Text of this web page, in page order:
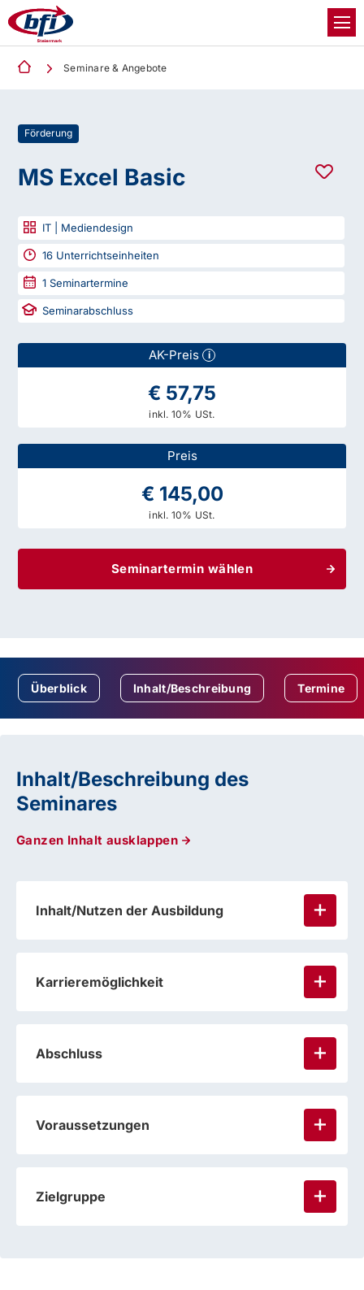
Seminare & Angebote
Förderung
MS Excel Basic
IT | Mediendesign
16 Unterrichtseinheiten
1 Seminartermine
Seminarabschluss
AK-Preis i
€ 57,75
inkl. 10% USt.
Preis
€ 145,00
inkl. 10% USt.
Seminartermin wählen
Überblick Inhalt/Beschreibung Termine
Inhalt/Beschreibung des
Seminares
Ganzen Inhalt ausklappen
Inhalt/Nutzen der Ausbildung
Karrieremöglichkeit
Abschluss
Voraussetzungen
Zielgruppe